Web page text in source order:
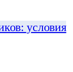
условия